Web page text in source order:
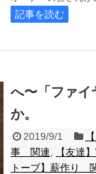
記事を読む
へ〜「ファイ
か。
2019/9/1
事 関連
【友達
トーブ】薪作り